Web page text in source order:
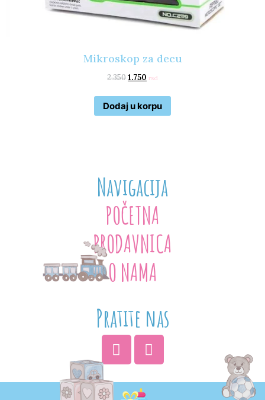
Mikroskop za decu
2.3501.750 rsd
Dodaj u korpu
Navigacija
POČETNA
PRODAVNICA
O NAMA
Pratite nas